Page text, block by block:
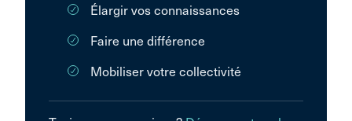
Élargir vos connaissances
Faire une différence
Mobiliser votre collectivité